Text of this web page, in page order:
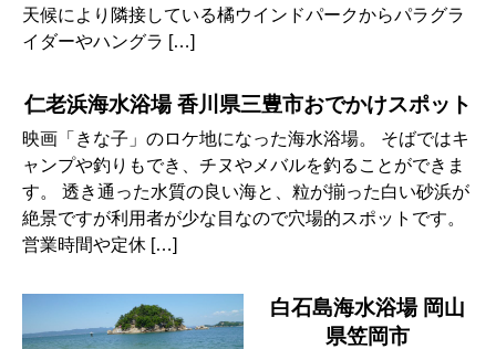
天候により隣接している橘ウインドパークからパラグラ
イダーやハングラ […]
仁老浜海水浴場 香川県三豊市おでかけスポット
映画「きな子」のロケ地になった海水浴場。 そばではキ
ャンプや釣りもでき、チヌやメバルを釣ることができま
す。 透き通った水質の良い海と、粒が揃った白い砂浜が
絶景ですが利用者が少な目なので穴場的スポットです。
営業時間や定休 […]
白石島海水浴場 岡山
県笠岡市